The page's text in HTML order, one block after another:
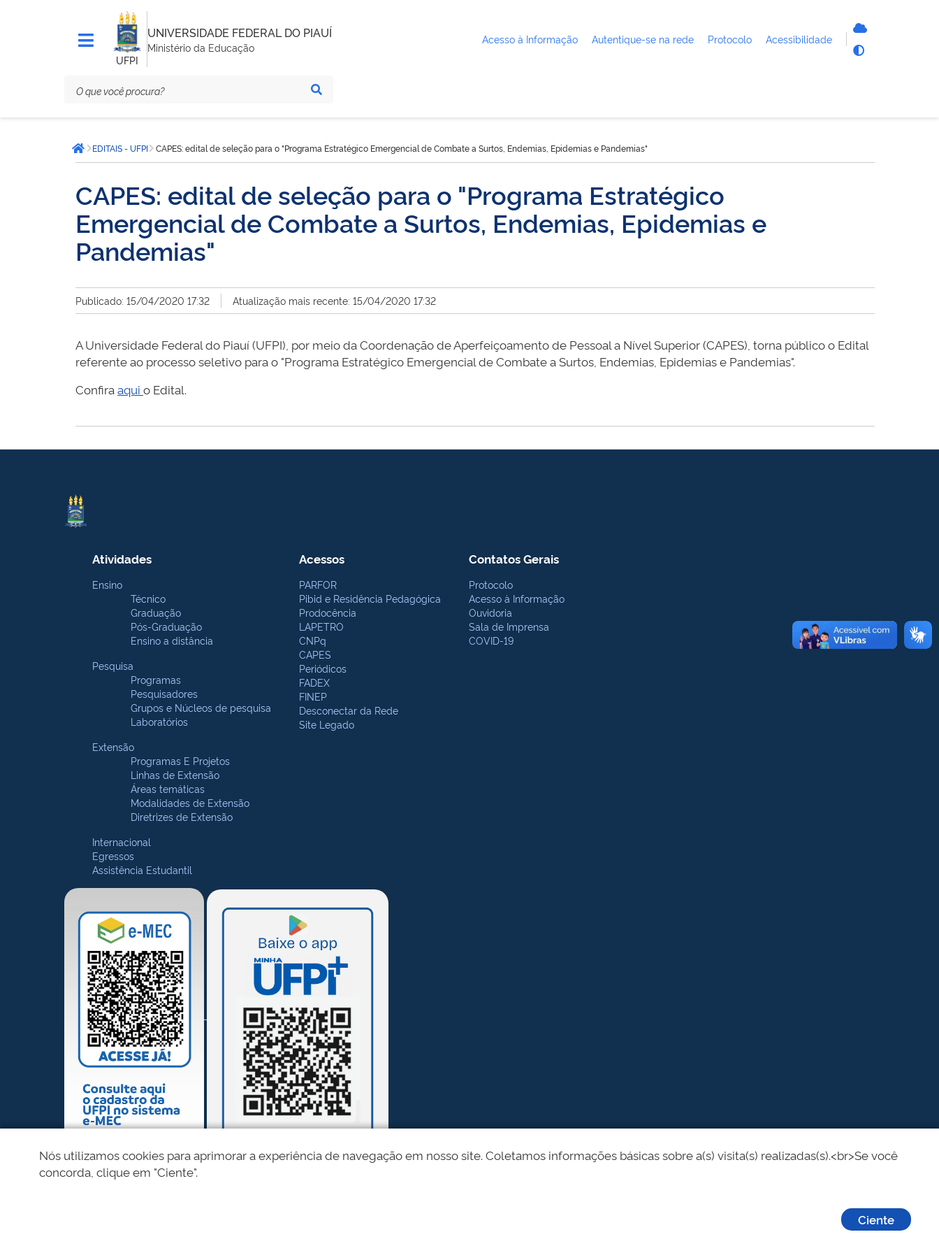
UFPI
UNIVERSIDADE FEDERAL DO PIAUÍ
Ministério da Educação
Acesso à Informação Autentique-se na rede Protocolo Acessibilidade
está
aqui:Página inicial
EDITAIS - UFPI CAPES: edital de seleção para o "Programa Estratégico Emergencial de Combate a Surtos, Endemias, Epidemias e Pandemias"
CAPES: edital de seleção para o "Programa Estratégico
Emergencial de Combate a Surtos, Endemias, Epidemias e
Pandemias"
Publicado: 15/04/2020 17:32 Atualização mais recente: 15/04/2020 17:32
A Universidade Federal do Piauí (UFPI), por meio da Coordenação de Aperfeiçoamento de Pessoal a Nível Superior (CAPES), torna público o Edital
referente ao processo seletivo para o "Programa Estratégico Emergencial de Combate a Surtos, Endemias, Epidemias e Pandemias".
Confiraaqui o Edital.
Atividades
Ensino
Técnico
Graduação
Pós-Graduação
Ensino a distância
Pesquisa
Programas
Pesquisadores
Grupos e Núcleos de pesquisa
Laboratórios
Extensão
Programas E Projetos
Linhas de Extensão
Áreas temáticas
Modalidades de Extensão
Diretrizes de Extensão
Internacional
Egressos
Assistência Estudantil
Acessos
PARFOR
Pibid e Residência Pedagógica
Prodocência
LAPETRO
CNPq
CAPES
Periódicos
FADEX
FINEP
Desconectar da Rede
Site Legado
Contatos Gerais
Protocolo
Acesso à Informação
Ouvidoria
Sala de Imprensa
COVID-19
Nós utilizamos cookies para aprimorar a experiência de navegação em nosso site. Coletamos informações básicas sobre a(s) visita(s) realizadas(s).<br>Se você
concorda, clique em "Ciente".
Ciente